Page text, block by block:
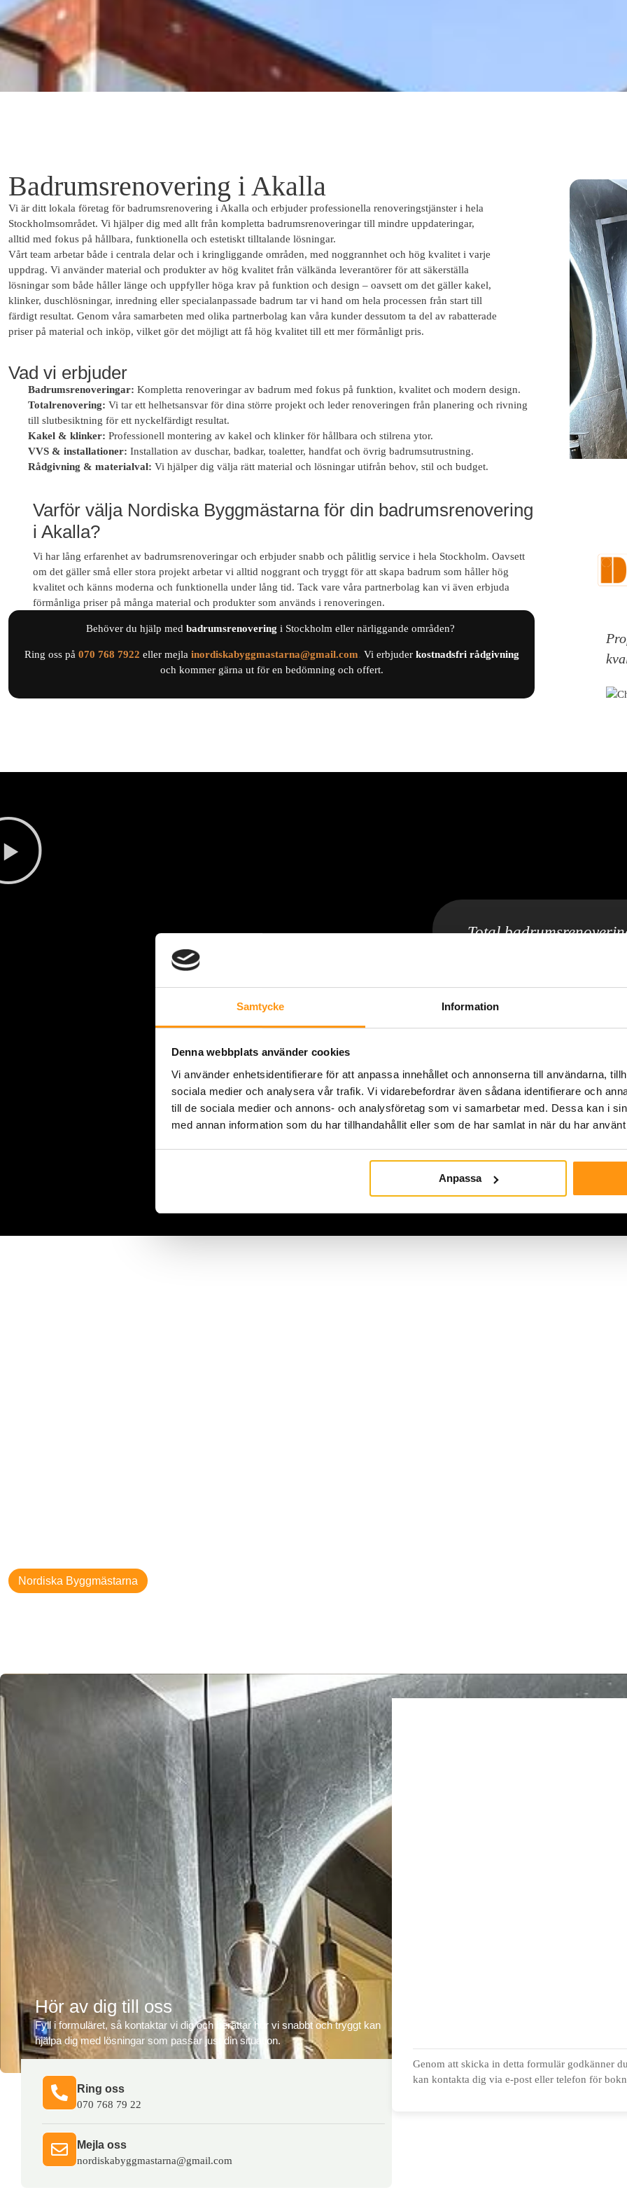
Samtycke Information
Denna webbplats använder cookies
Vi använder enhetsidentifierare för att anpassa innehållet och annonserna till användarna,
sociala medier och analysera vår trafik. Vi vidarebefordrar även sådana identifierare och
till de sociala medier och annons- och analysföretag som vi samarbetar med. Dessa kan i
med annan information som du har tillhandahållit eller som de har samlat in när du har
Anpassa
Badrumsrenovering i Akalla
Vi är ditt lokala företag för badrumsrenovering i Akalla och erbjuder professionella renoveringstjänster i hela
Stockholmsområdet. Vi hjälper dig med allt från kompletta badrumsrenoveringar till mindre uppdateringar,
alltid med fokus på hållbara, funktionella och estetiskt tilltalande lösningar.
Vårt team arbetar både i centrala delar och i kringliggande områden, med noggrannhet och hög kvalitet i varje
uppdrag. Vi använder material och produkter av hög kvalitet från välkända leverantörer för att säkerställa
lösningar som både håller länge och uppfyller höga krav på funktion och design – oavsett om det gäller kakel,
klinker, duschlösningar, inredning eller specialanpassade badrum tar vi hand om hela processen från start till
färdigt resultat. Genom våra samarbeten med olika partnerbolag kan våra kunder dessutom ta del av rabatterade
priser på material och inköp, vilket gör det möjligt att få hög kvalitet till ett mer förmånligt pris.
Vad vi erbjuder
Badrumsrenoveringar: Kompletta renoveringar av badrum med fokus på funktion, kvalitet och modern design.
Totalrenovering: Vi tar ett helhetsansvar för dina större projekt och leder renoveringen från planering och rivning
till slutbesiktning för ett nyckelfärdigt resultat.
Kakel & klinker: Professionell montering av kakel och klinker för hållbara och stilrena ytor.
VVS & installationer: Installation av duschar, badkar, toaletter, handfat och övrig badrumsutrustning.
Rådgivning & materialval: Vi hjälper dig välja rätt material och lösningar utifrån behov, stil och budget.
Varför välja Nordiska Byggmästarna för din badrumsrenovering
i Akalla?
Vi har lång erfarenhet av badrumsrenoveringar och erbjuder snabb och pålitlig service i hela Stockholm. Oavsett
om det gäller små eller stora projekt arbetar vi alltid noggrant och tryggt för att skapa badrum som håller hög
kvalitet och känns moderna och funktionella under lång tid. Tack vare våra partnerbolag kan vi även erbjuda
förmånliga priser på många material och produkter som används i renoveringen.
Behöver du hjälp med badrumsrenovering i Stockholm eller närliggande områden?
Ring oss på 070 768 7922 eller mejla inordiskabyggmastarna@gmail.com. Vi erbjuder kostnadsfri rådgivning
och kommer gärna ut för en bedömning och offert.
Total
Professionellt utfört
dialog löpande. Kände
utförde och att
sätt.
Total
Nordiska Byggmästarna
Hör av dig till oss
Fyll i formuläret, så kontaktar vi dig och berättar hur vi snabbt och tryggt kan
hjälpa dig med lösningar som passar just din situation.
Ring oss​
070 768 79 22
Mejla oss​
nordiskabyggmastarna@gmail.com
Genom att skicka in detta formulär godkänner
kan kontakta dig via e-post eller telefon för